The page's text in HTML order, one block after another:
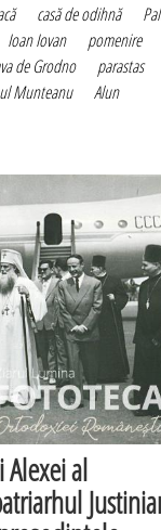
casă de odihnă
Ioan Iovan pomenire
de Grodno parastas
Munteanu Alun
al